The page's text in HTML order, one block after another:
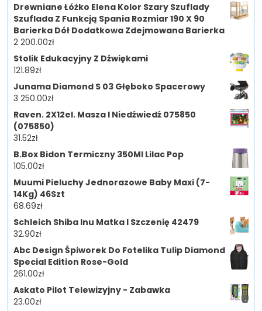
Drewniane Łóżko Elena Kolor Szary Szuflady
Szuflada Z Funkcją Spania Rozmiar 190 X 90
Barierka Dół Dodatkowa Zdejmowana Barierka
2 200.00zł
Stolik Edukacyjny Z Dźwiękami
121.89zł
Junama Diamond S 03 Głęboko Spacerowy
3 250.00zł
Raven. 2X12el. Masza I Niedźwiedź 075850
(075850)
31.52zł
B.Box Bidon Termiczny 350Ml Lilac Pop
105.00zł
Muumi Pieluchy Jednorazowe Baby Maxi (7-
14Kg) 46Szt
68.69zł
Schleich Shiba Inu Matka I Szczenię 42479
32.90zł
Abc Design Śpiworek Do Fotelika Tulip Diamond
Special Edition Rose-Gold
261.00zł
Askato Pilot Telewizyjny - Zabawka
23.00zł